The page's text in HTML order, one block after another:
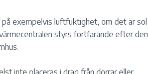
exempelvis luftfuktighet, om det är sol
styrs fortfarande efter den